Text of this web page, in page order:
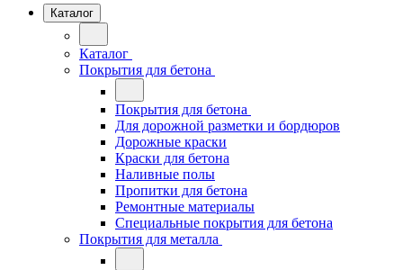
Каталог
Каталог
Покрытия для бетона
Покрытия для бетона
Для дорожной разметки и бордюров
Дорожные краски
Краски для бетона
Наливные полы
Пропитки для бетона
Ремонтные материалы
Специальные покрытия для бетона
Покрытия для металла